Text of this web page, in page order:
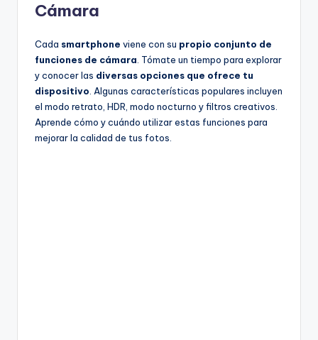
Cámara
Cada smartphone viene con su propio conjunto de
funciones de cámara . Tómate un tiempo para explorar
y conocer las diversas opciones que ofrece tu
dispositivo . Algunas características populares incluyen
el modo retrato, HDR, modo nocturno y filtros creativos.
Aprende cómo y cuándo utilizar estas funciones para
mejorar la calidad de tus fotos.